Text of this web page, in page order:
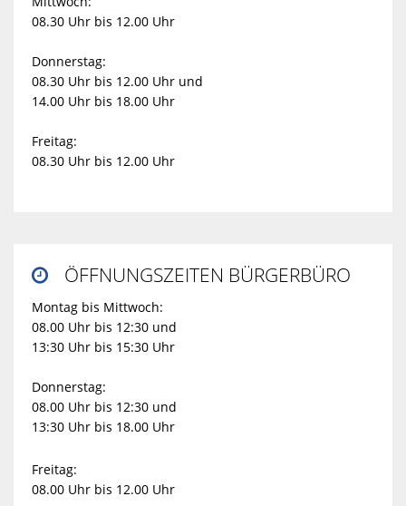
08.30 Uhr bis 12.00 Uhr
Donnerstag:
08.30 Uhr bis 12.00 Uhr und
14.00 Uhr bis 18.00 Uhr
Freitag:
08.30 Uhr bis 12.00 Uhr
 ÖFFNUNGSZEITEN BÜRGERBÜRO
Montag bis Mittwoch:
08.00 Uhr bis 12:30 und
13:30 Uhr bis 15:30 Uhr
Donnerstag:
08.00 Uhr bis 12:30 und
13:30 Uhr bis 18.00 Uhr
Freitag:
08.00 Uhr bis 12.00 Uhr